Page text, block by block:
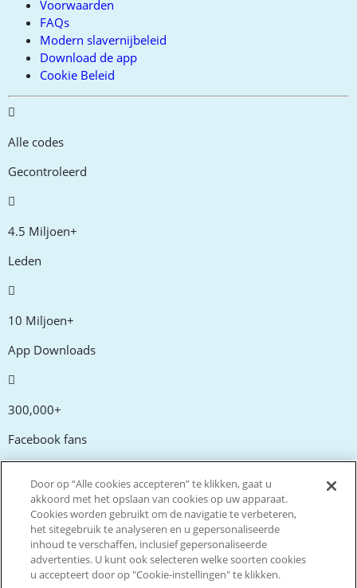
Voorwaarden
FAQs
Modern slavernijbeleid
Download de app
Cookie Beleid
Alle codes
Gecontroleerd
4.5 Miljoen+
Leden
10 Miljoen+
App Downloads
300,000+
Facebook fans
20,000+
Kortingscodes
Live more. Spend less.
Door op “Alle cookies accepteren” te klikken, gaat u
akkoord met het opslaan van cookies op uw apparaat.
Cookies worden gebruikt om de navigatie te verbeteren,
het sitegebruik te analyseren en u gepersonaliseerde
inhoud te verschaffen, inclusief gepersonaliseerde
advertenties. U kunt ook selecteren welke soorten cookies
u accepteert door op "Cookie-instellingen" te klikken.